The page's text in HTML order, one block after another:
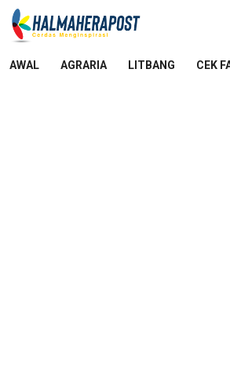
AWAL AGRARIA LITBANG CEK